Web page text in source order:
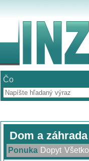
Čo
Dom a záhrada
Ponuka Dopyt Všetko